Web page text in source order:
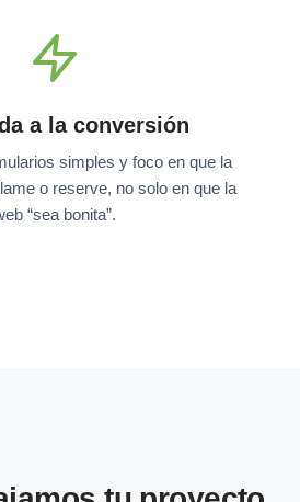
a la conversión
simples y foco en que la
o reserve, no solo en que la
“sea bonita”.